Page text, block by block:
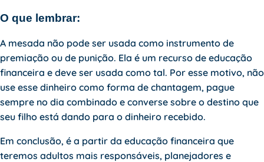
O que lembrar:
A mesada não pode ser usada como instrumento de
premiação ou de punição. Ela é um recurso de educação
financeira e deve ser usada como tal. Por esse motivo, não
use esse dinheiro como forma de chantagem, pague
sempre no dia combinado e converse sobre o destino que
seu filho está dando para o dinheiro recebido.
Em conclusão, é a partir da educação financeira que
teremos adultos mais responsáveis, planejadores e